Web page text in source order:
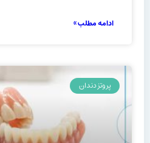
ادامه مطلب »
پروتز دندان